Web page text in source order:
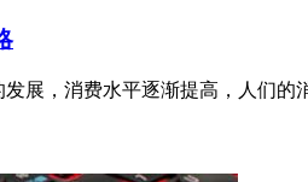
展，消费水平逐渐提高，人们